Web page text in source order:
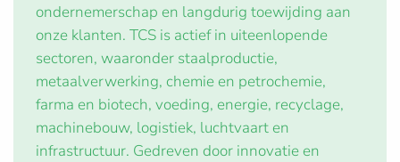
ondernemerschap en langdurig toewijding aan
onze klanten. TCS is actief in uiteenlopende
sectoren, waaronder staalproductie,
metaalverwerking, chemie en petrochemie,
farma en biotech, voeding, energie, recyclage,
machinebouw, logistiek, luchtvaart en
infrastructuur. Gedreven door innovatie en